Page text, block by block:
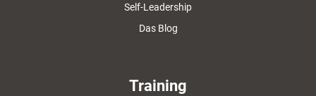
Self-Leadership
Das Blog
Training